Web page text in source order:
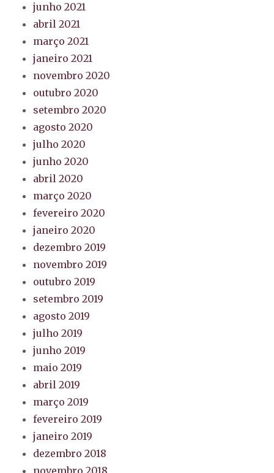
junho 2021
abril 2021
março 2021
janeiro 2021
novembro 2020
outubro 2020
setembro 2020
agosto 2020
julho 2020
junho 2020
abril 2020
março 2020
fevereiro 2020
janeiro 2020
dezembro 2019
novembro 2019
outubro 2019
setembro 2019
agosto 2019
julho 2019
junho 2019
maio 2019
abril 2019
março 2019
fevereiro 2019
janeiro 2019
dezembro 2018